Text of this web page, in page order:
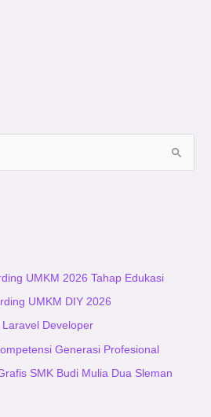
UMKM 2026 Tahap Edukasi
UMKM DIY 2026
Developer
Generasi Profesional
SMK Budi Mulia Dua Sleman